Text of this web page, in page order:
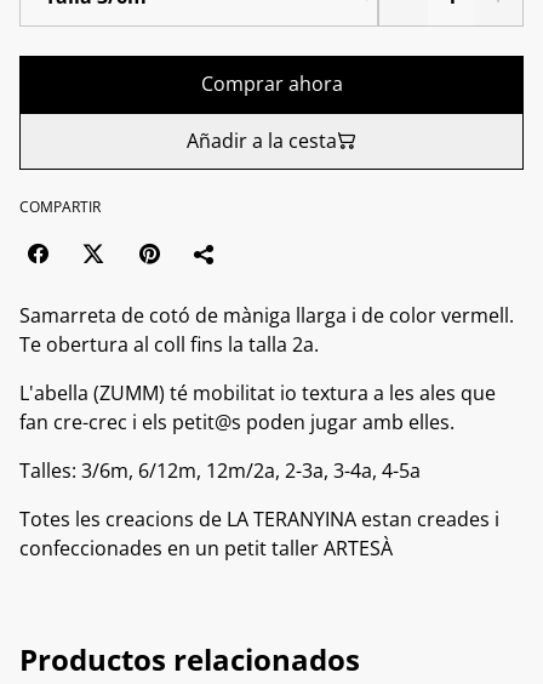
Comprar ahora
Añadir a la cesta
COMPARTIR
Samarreta de cotó de màniga llarga i de color vermell.
Te obertura al coll fins la talla 2a.
L'abella (ZUMM) té mobilitat io textura a les ales que
fan cre-crec i els petit@s poden jugar amb elles.
Talles: 3/6m, 6/12m, 12m/2a, 2-3a, 3-4a, 4-5a
Totes les creacions de LA TERANYINA estan creades i
confeccionades en un petit taller ARTESÀ
Productos relacionados